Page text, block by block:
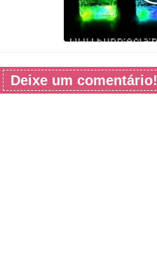
Deixe um comentário!